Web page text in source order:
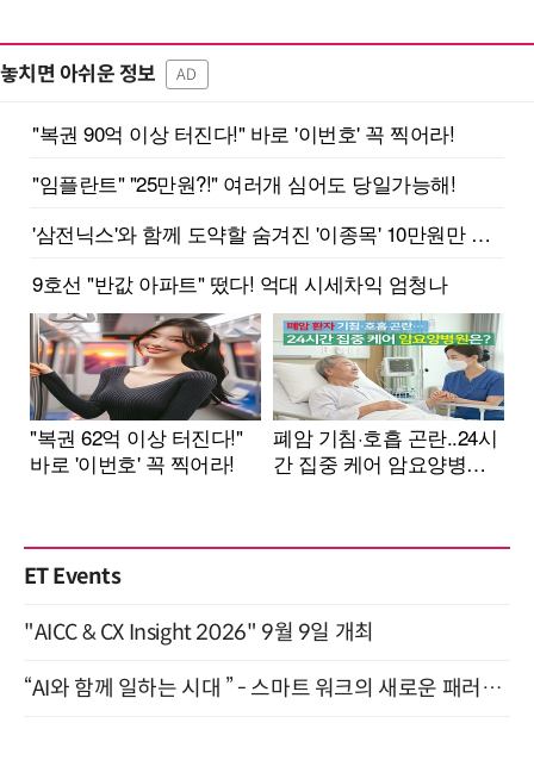
놓치면 아쉬운 정보 AD
ET Events
"AICC & CX Insight 2026" 9월 9일 개최
“AI와 함께 일하는 시대 ” - 스마트 워크의 새로운 패러다임 (9/11)